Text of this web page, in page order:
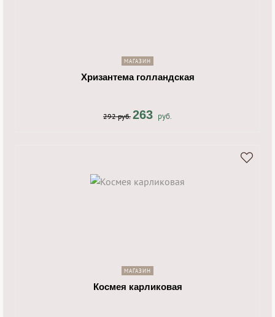
МАГАЗИН
Хризантема голландская
292 руб. 263 руб.
МАГАЗИН
Космея карликовая